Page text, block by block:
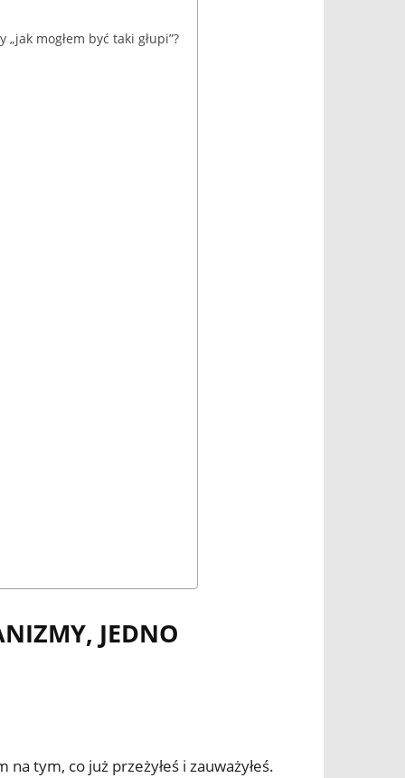
mogłem być taki głupi”?
JEDNO
tym, co już przeżyłeś i zauważyłeś.